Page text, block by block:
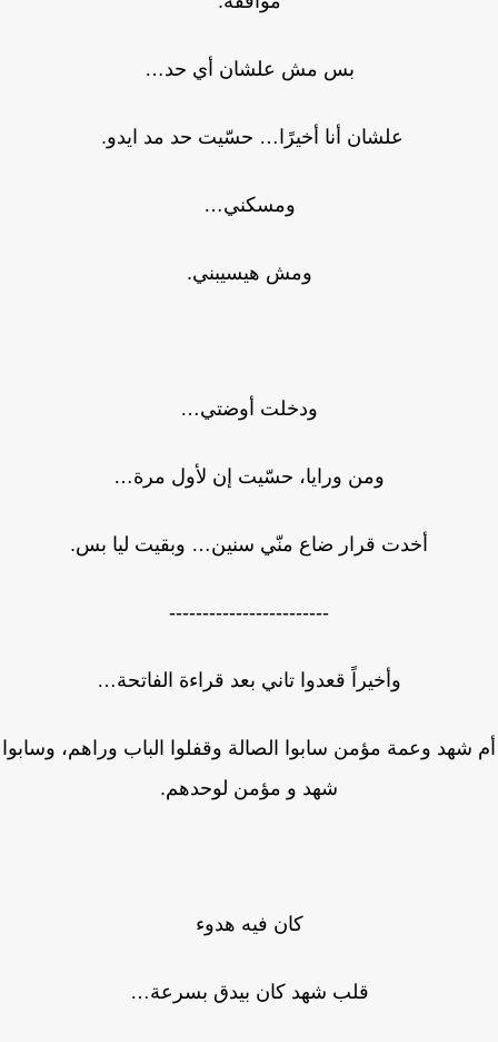
بس مش علشان أي حد…
علشان أنا أخيرًا… حسّيت حد مد ايدو.
ومسكني…
ومش هيسيبني.
ودخلت أوضتي…
ومن ورايا، حسّيت إن لأول مرة…
أخدت قرار ضاع منّي سنين… وبقيت ليا بس.
------------------------
وأخيراً قعدوا تاني بعد قراءة الفاتحة…
شهد وعمة مؤمن سابوا الصالة وقفلوا الباب وراهم، وسابوا
شهد و مؤمن لوحدهم.
كان فيه هدوء
قلب شهد كان بيدق بسرعة…